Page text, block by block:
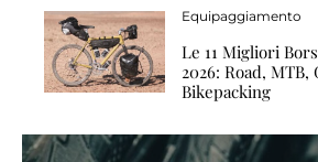
Equipaggiamento
Le 11 Migliori
2026: Road, MTB,
Bikepacking